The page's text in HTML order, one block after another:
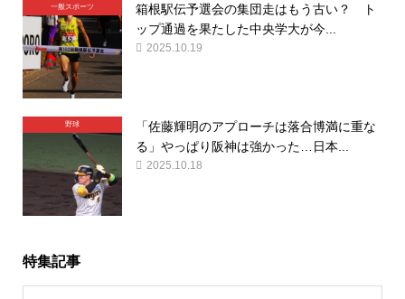
一般スポーツ
箱根駅伝予選会の集団走はもう古い？ ト
ップ通過を果たした中央学大が今...
2025.10.19
野球
「佐藤輝明のアプローチは落合博満に重な
る」やっぱり阪神は強かった…日本...
2025.10.18
特集記事